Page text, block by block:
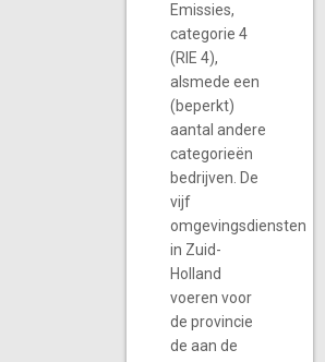
Emissies,
categorie 4
(RIE 4),
alsmede een
(beperkt)
aantal andere
categorieën
bedrijven. De
vijf
omgevingsdiensten
in Zuid-
Holland
voeren voor
de provincie
de aan de